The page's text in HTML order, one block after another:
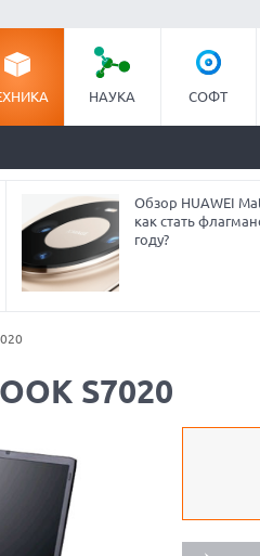
НАУКА СОФТ
Обзор HUAWEI
как стать
году?
S7020